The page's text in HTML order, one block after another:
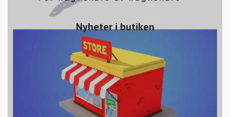
Nyheter i butiken